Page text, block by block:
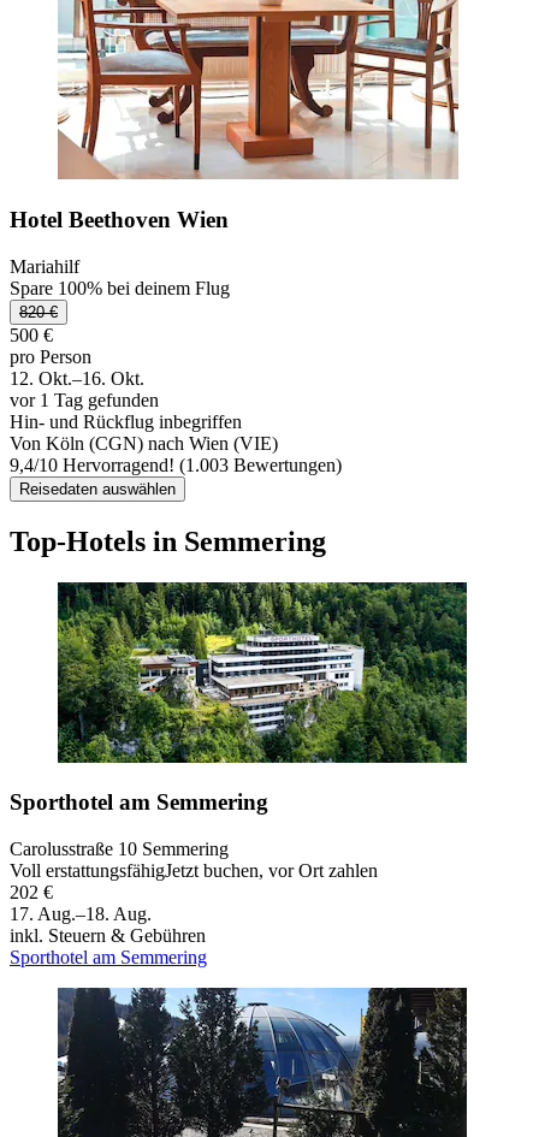
Hotel Beethoven Wien
Mariahilf
Spare 100% bei deinem Flug
820 €
500 €
pro Person
12. Okt.–16. Okt.
vor 1 Tag gefunden
Hin- und Rückflug inbegriffen
Von Köln (CGN) nach Wien (VIE)
9,4/10 Hervorragend! (1.003 Bewertungen)
Reisedaten auswählen
Top-Hotels in Semmering
Sporthotel am Semmering
Carolusstraße 10 Semmering
Voll erstattungsfähigJetzt buchen, vor Ort zahlen
202 €
17. Aug.–18. Aug.
inkl. Steuern & Gebühren
Sporthotel am Semmering